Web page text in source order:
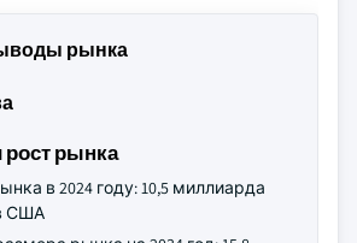
рынка
рост рынка
в 2024 году: 10,5 миллиарда
США